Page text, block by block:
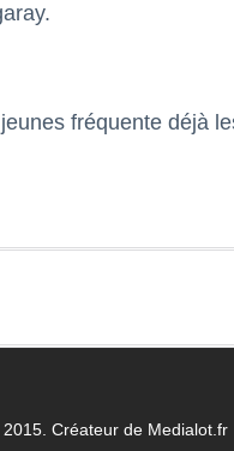
fréquente déjà
Créateur de Medialot.fr